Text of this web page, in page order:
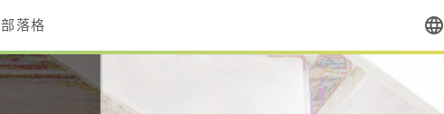
部落格 language